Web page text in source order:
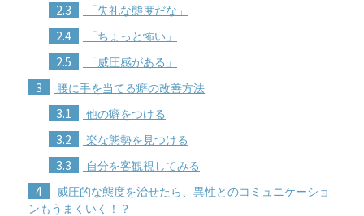
2.3 「失礼な態度だな」
2.4 「ちょっと怖い」
2.5 「威圧感がある」
3 腰に手を当てる癖の改善方法
3.1 他の癖をつける
3.2 楽な態勢を見つける
3.3 自分を客観視してみる
4
威圧的な態度を治せたら、異性とのコミュニケーショ
ンもうまくいく！？